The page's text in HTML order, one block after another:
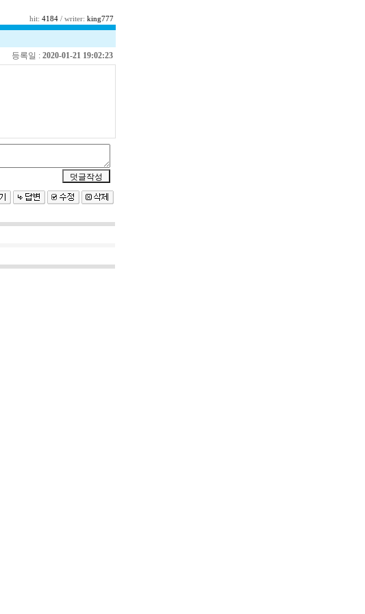
hit: 4184/ writer: king777
등록일 : 2020-01-21 19:02:23